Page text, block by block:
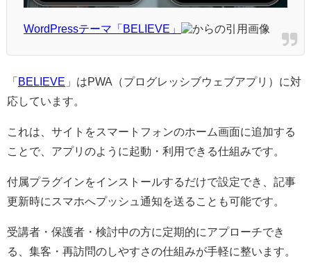
WordPressテーマ「BELIEVE」 からの引用画像
「 BELIEVE 」はPWA（プログレッシブウェブアプリ）に対
応しています。
これは、サイトをスマートフォンのホーム画面に追加する
ことで、アプリのように起動・利用できる仕組みです。
付属プラグインをインストールするだけで設定でき、記事
更新時にスマホへプッシュ通知を送ることも可能です。
受講者・保護者・検討中の方に定期的にアプローチでき
る、集客・再訪問のしやすさの仕組みが手軽に整います。